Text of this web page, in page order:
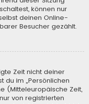
können nur
deinen Online-
Besucher gezählt.
Zeit nicht deiner
du im „Persönlichen
(Mitteleuropäische Zeit,
von registrierten